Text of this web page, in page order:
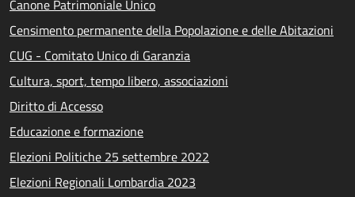
Canone Patrimoniale Unico
Censimento permanente della Popolazione e delle Abitazioni
CUG - Comitato Unico di Garanzia
Cultura, sport, tempo libero, associazioni
Diritto di Accesso
Educazione e formazione
Elezioni Politiche 25 settembre 2022
Elezioni Regionali Lombardia 2023